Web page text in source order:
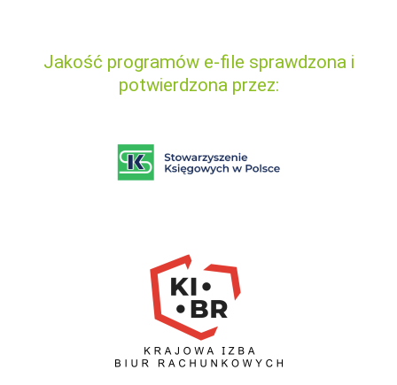
Jakość programów e-file sprawdzona i
potwierdzona przez: